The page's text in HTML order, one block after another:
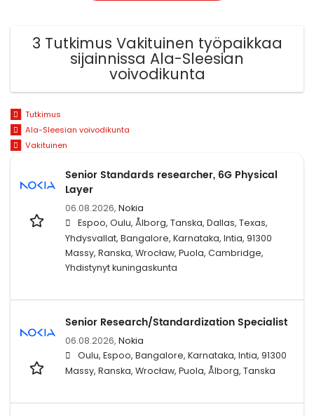
3 Tutkimus Vakituinen työpaikkaa
sijainnissa Ala-Sleesian
voivodikunta
Tutkimus
Ala-Sleesian voivodikunta
Vakituinen
Senior Standards researcher, 6G Physical
Layer
06.08.2026, Nokia
Espoo, Oulu, Ålborg, Tanska, Dallas, Texas,
Yhdysvallat, Bangalore, Karnataka, Intia, 91300
Massy, Ranska, Wrocław, Puola, Cambridge,
Yhdistynyt kuningaskunta
Senior Research/Standardization Specialist
06.08.2026, Nokia
Oulu, Espoo, Bangalore, Karnataka, Intia, 91300
Massy, Ranska, Wrocław, Puola, Ålborg, Tanska